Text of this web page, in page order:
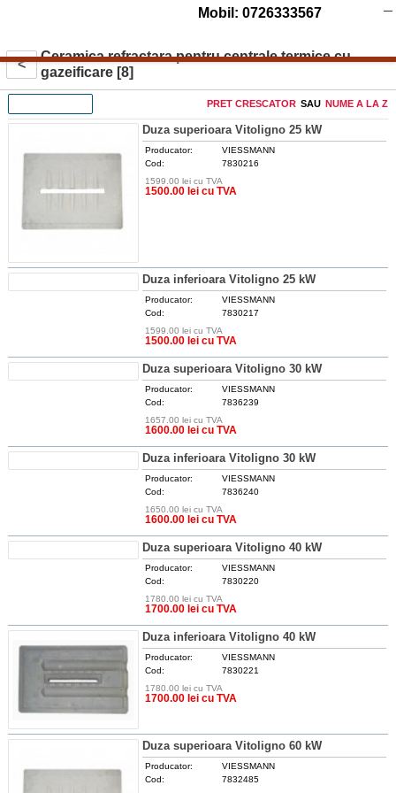
Mobil: 0726333567
<
Ceramica refractara pentru centrale termice cu
gazeificare [8]
NUME A LA Z
SAU
PRET CRESCATOR
Duza superioara Vitoligno 25 kW
Producator:
VIESSMANN
Cod:
7830216
1599.00 lei cu TVA
1500.00 lei cu TVA
Duza inferioara Vitoligno 25 kW
Producator:
VIESSMANN
Cod:
7830217
1599.00 lei cu TVA
1500.00 lei cu TVA
Duza superioara Vitoligno 30 kW
Producator:
VIESSMANN
Cod:
7836239
1657.00 lei cu TVA
1600.00 lei cu TVA
Duza inferioara Vitoligno 30 kW
Producator:
VIESSMANN
Cod:
7836240
1650.00 lei cu TVA
1600.00 lei cu TVA
Duza superioara Vitoligno 40 kW
Producator:
VIESSMANN
Cod:
7830220
1780.00 lei cu TVA
1700.00 lei cu TVA
Duza inferioara Vitoligno 40 kW
Producator:
VIESSMANN
Cod:
7830221
1780.00 lei cu TVA
1700.00 lei cu TVA
Duza superioara Vitoligno 60 kW
Producator:
VIESSMANN
Cod:
7832485